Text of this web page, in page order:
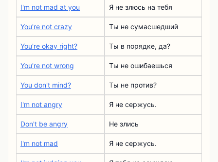
I'm not mad at you Я не злюсь на тебя
You're not crazy Ты не сумасшедший
You're okay right? Ты в порядке, да?
You're not wrong Ты не ошибаешься
You don't mind? Ты не против?
I'm not angry Я не сержусь.
Don't be angry Не злись
I'm not mad Я не сержусь.